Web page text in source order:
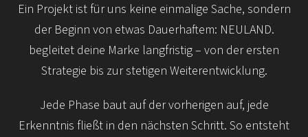
Ein Projekt ist für uns keine einmalige Sache, sondern
der Beginn von etwas Dauerhaftem: NEULAND.
begleitet deine Marke langfristig – von der ersten
Strategie bis zur stetigen Weiterentwicklung.
Jede Phase baut auf der vorherigen auf, jede
Erkenntnis fließt in den nächsten Schritt. So entsteht